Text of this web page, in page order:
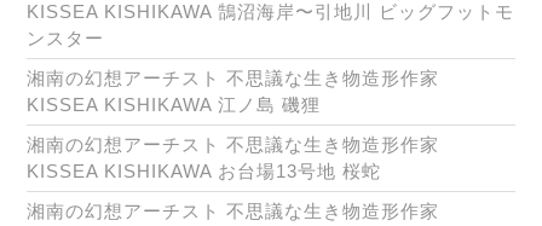
KISSEA KISHIKAWA 鵠沼海岸〜引地川 ビッグフットモ
ンスター
湘南の幻想アーチスト 不思議な生き物造形作家
KISSEA KISHIKAWA 江ノ島 磯狸
湘南の幻想アーチスト 不思議な生き物造形作家
KISSEA KISHIKAWA お台場13号地 桜蛇
湘南の幻想アーチスト 不思議な生き物造形作家